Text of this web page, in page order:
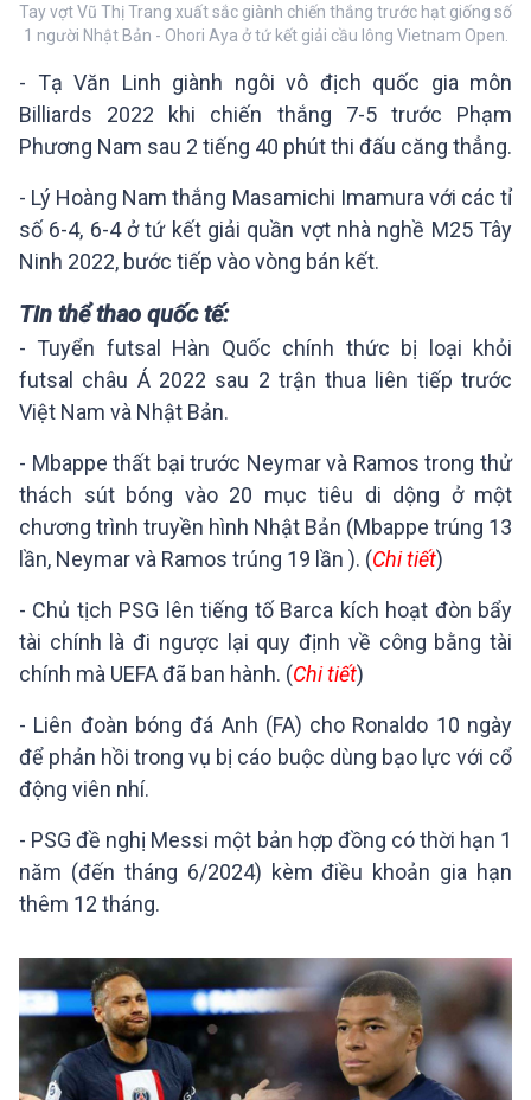
Tay vợt Vũ Thị Trang xuất sắc giành chiến thắng trước hạt giống số
1 người Nhật Bản - Ohori Aya ở tứ kết giải cầu lông Vietnam Open.
- Tạ Văn Linh giành ngôi vô địch quốc gia môn
Billiards 2022 khi chiến thắng 7-5 trước Phạm
Phương Nam sau 2 tiếng 40 phút thi đấu căng thẳng.
- Lý Hoàng Nam thắng Masamichi Imamura với các tỉ
số 6-4, 6-4 ở tứ kết giải quần vợt nhà nghề M25 Tây
Ninh 2022, bước tiếp vào vòng bán kết.
Tin thể thao quốc tế:
- Tuyển futsal Hàn Quốc chính thức bị loại khỏi
futsal châu Á 2022 sau 2 trận thua liên tiếp trước
Việt Nam và Nhật Bản.
- Mbappe thất bại trước Neymar và Ramos trong thử
thách sút bóng vào 20 mục tiêu di dộng ở một
chương trình truyền hình Nhật Bản (Mbappe trúng 13
lần, Neymar và Ramos trúng 19 lần ). (Chi tiết)
- Chủ tịch PSG lên tiếng tố Barca kích hoạt đòn bẩy
tài chính là đi ngược lại quy định về công bằng tài
chính mà UEFA đã ban hành. (Chi tiết)
- Liên đoàn bóng đá Anh (FA) cho Ronaldo 10 ngày
để phản hồi trong vụ bị cáo buộc dùng bạo lực với cổ
động viên nhí.
- PSG đề nghị Messi một bản hợp đồng có thời hạn 1
năm (đến tháng 6/2024) kèm điều khoản gia hạn
thêm 12 tháng.